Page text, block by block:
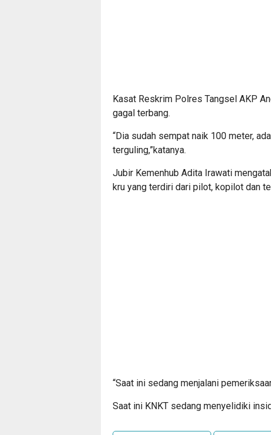
Kasat Reskrim Polres Tangsel AKP
gagal terbang.
“Dia sudah sempat naik 100 meter,
terguling,”katanya.
Jubir Kemenhub Adita Irawati
kru yang terdiri dari pilot, kopilot dan
“Saat ini sedang menjalani
Saat ini KNKT sedang menyelidiki